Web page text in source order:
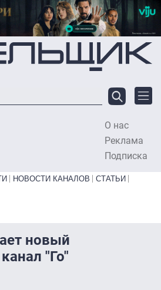
О нас
Реклама
Подписка
НОВОСТИ КАНАЛОВ
СТАТЬИ
новый
"Го"